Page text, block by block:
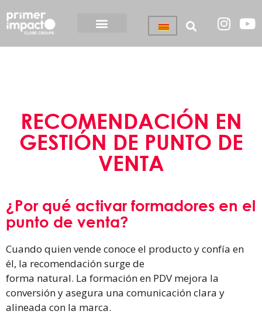
RECOMENDACIÓN EN
GESTIÓN DE PUNTO DE
VENTA
¿Por qué activar formadores en el
punto de venta?
Cuando quien vende conoce el producto y confía en
él, la recomendación surge de
forma natural. La formación en PDV mejora la
conversión y asegura una comunicación clara y
alineada con la marca.